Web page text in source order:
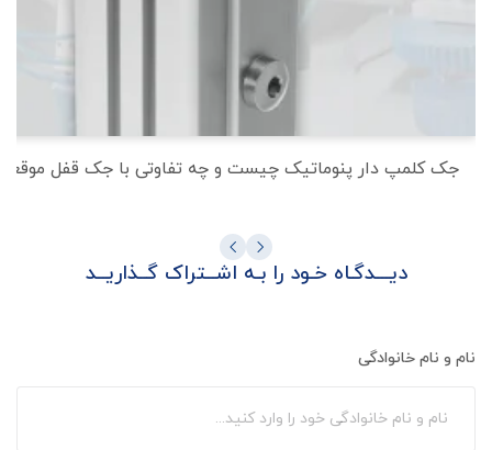
جک کلمپ دار پنوماتیک چیست و چه تفاوتی با جک قفل
دیـــدگـاه خـود را بـه اشــتراک گــذاریــد
نام و نام خانوادگی